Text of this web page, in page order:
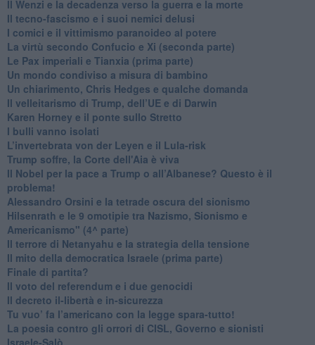
Il Wenzi e la decadenza verso la guerra e la morte
​Il tecno-fascismo e i suoi nemici delusi
​I comici e il vittimismo paranoideo al potere
​La virtù secondo Confucio e Xi (seconda parte)
Le Pax imperiali e Tianxia (prima parte)
Un mondo condiviso a misura di bambino
​Un chiarimento, Chris Hedges e qualche domanda
Il velleitarismo di Trump, dell’UE e di Darwin
​Karen Horney e il ponte sullo Stretto
​I bulli vanno isolati
L’invertebrata von der Leyen e il Lula-risk
Trump soffre, la Corte dell'Aia è viva
​Il Nobel per la pace a Trump o all’Albanese? Questo è il
problema!
​Alessandro Orsini e la tetrade oscura del sionismo
​Hilsenrath e le 9 omotipie tra Nazismo, Sionismo e
Americanismo" (4^ parte)
​Il terrore di Netanyahu e la strategia della tensione
Il mito della democratica Israele (prima parte)
​Finale di partita?
​Il voto del referendum e i due genocidi
Il decreto il-libertà e in-sicurezza
Tu vuo’ fa l’americano con la legge spara-tutto!
La poesia contro gli orrori di CISL, Governo e sionisti
Israele-Salò